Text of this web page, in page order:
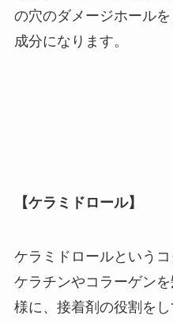
の穴のダメージホール
成分になります。
【ケラミドロール】
ケラミドロールというコ
ケラチンやコラーゲン
様に、接着剤の役割を